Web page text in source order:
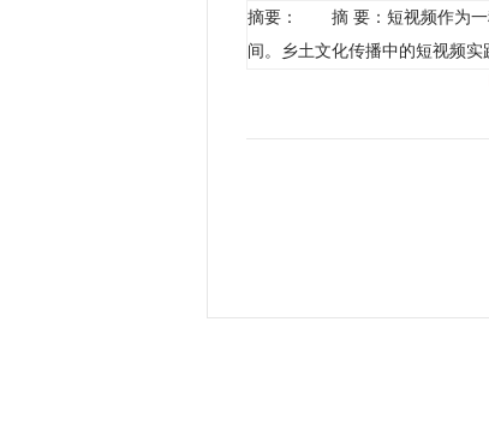
摘要： 摘 要：短视频作为一
间。乡土文化传播中的短视频